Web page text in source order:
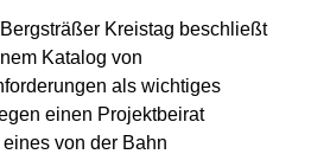
Kreistag beschließt
Katalog von
als wichtiges
einen Projektbeirat
eines von der Bahn